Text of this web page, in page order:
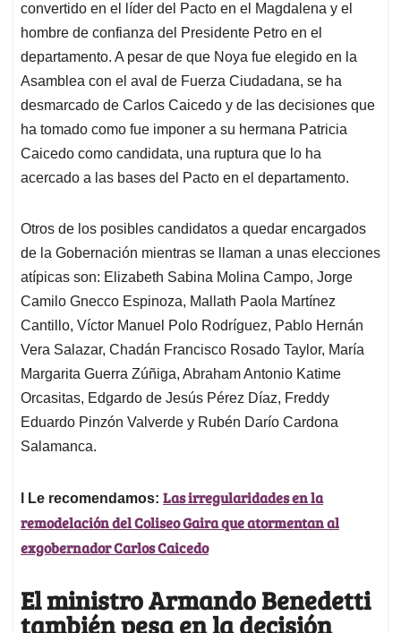
convertido en el líder del Pacto en el Magdalena y el
hombre de confianza del Presidente Petro en el
departamento. A pesar de que Noya fue elegido en la
Asamblea con el aval de Fuerza Ciudadana, se ha
desmarcado de Carlos Caicedo y de las decisiones que
ha tomado como fue imponer a su hermana Patricia
Caicedo como candidata, una ruptura que lo ha
acercado a las bases del Pacto en el departamento.
Otros de los posibles candidatos a quedar encargados
de la Gobernación mientras se llaman a unas elecciones
atípicas son: Elizabeth Sabina Molina Campo, Jorge
Camilo Gnecco Espinoza, Mallath Paola Martínez
Cantillo, Víctor Manuel Polo Rodríguez, Pablo Hernán
Vera Salazar, Chadán Francisco Rosado Taylor, María
Margarita Guerra Zúñiga, Abraham Antonio Katime
Orcasitas, Edgardo de Jesús Pérez Díaz, Freddy
Eduardo Pinzón Valverde y Rubén Darío Cardona
Salamanca.
l Le recomendamos: Las irregularidades en la
remodelación del Coliseo Gaira que atormentan al
exgobernador Carlos Caicedo
El ministro Armando Benedetti
también pesa en la decisión